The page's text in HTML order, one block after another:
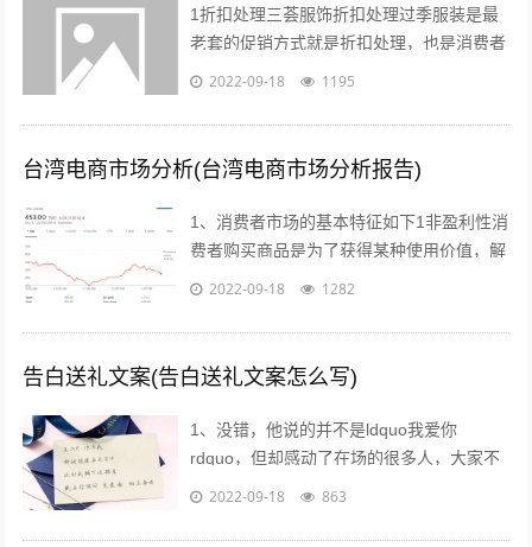
1折扣处理三荟服饰折扣处理过季服装是最
老套的促销方式就是折扣处理，也是消费者
最愿意接受的方式也有很多消费者比较乐意
2022-09-18 1195
台湾电商市场分析(台湾电商市场分析报告)
1、消费者市场的基本特征如下1非盈利性消
费者购买商品是为了获得某种使用价值，解
决自身的生活消费需求，而不是为了盈利去
2022-09-18 1282
告白送礼文案(告白送礼文案怎么写)
1、没错，他说的并不是ldquo我爱你
rdquo，但却感动了在场的很多人，大家不
约而同的为他鼓掌所以我说，真正适合520
2022-09-18 863